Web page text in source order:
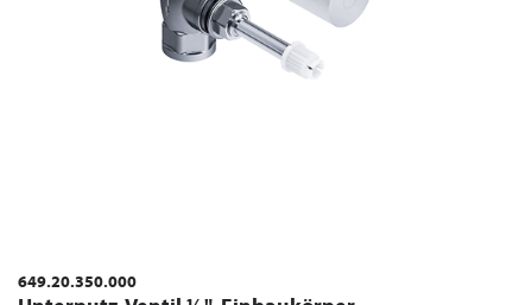
649.20.350.000